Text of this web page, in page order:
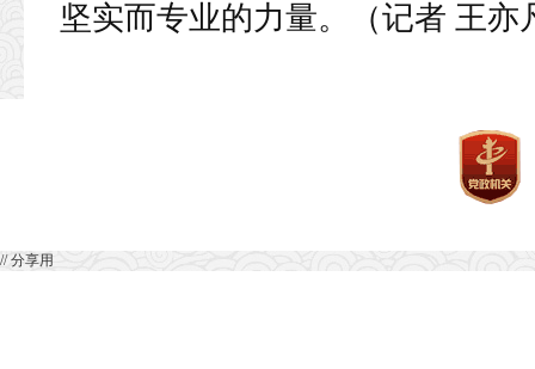
坚实而专业的力量。（记者 王亦
// 分享用